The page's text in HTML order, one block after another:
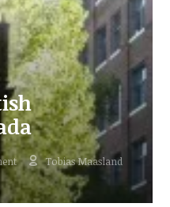
Tobias Maasland